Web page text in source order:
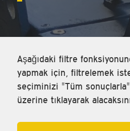
Aşağıdaki filtre
yapmak için, filtrelemek
seçiminizi "Tüm sonuçlarla"
üzerine tıklayarak